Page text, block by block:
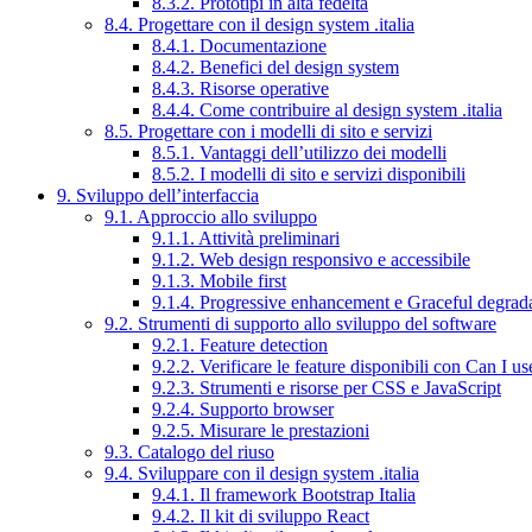
8.4. Progettare con il design system .italia
8.4.1. Documentazione
8.4.2. Benefici del design system
8.4.3. Risorse operative
8.4.4. Come contribuire al design system .italia
8.5. Progettare con i modelli di sito e servizi
8.5.1. Vantaggi dell’utilizzo dei modelli
8.5.2. I modelli di sito e servizi disponibili
9. Sviluppo dell’interfaccia
9.1. Approccio allo sviluppo
9.1.1. Attività preliminari
9.1.2. Web design responsivo e accessibile
9.1.3. Mobile first
9.1.4. Progressive enhancement e Graceful
9.2. Strumenti di supporto allo sviluppo del software
9.2.1. Feature detection
9.2.2. Verificare le feature disponibili con Can I
9.2.3. Strumenti e risorse per CSS e JavaScript
9.2.4. Supporto browser
9.2.5. Misurare le prestazioni
9.3. Catalogo del riuso
9.4. Sviluppare con il design system .italia
9.4.1. Il framework Bootstrap Italia
9.4.2. Il kit di sviluppo React